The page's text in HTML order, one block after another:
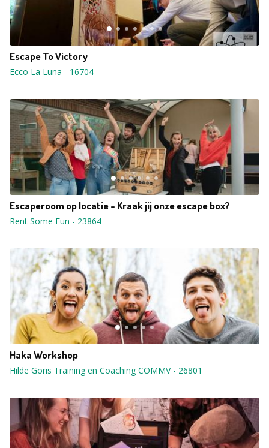
Escape To Victory
Ecco La Luna - 16704
Escaperoom op locatie - Kraak jij onze escape box?
Rent Some Fun - 23864
Haka Workshop
Hilde Goris Training en Coaching COMMV- 26801